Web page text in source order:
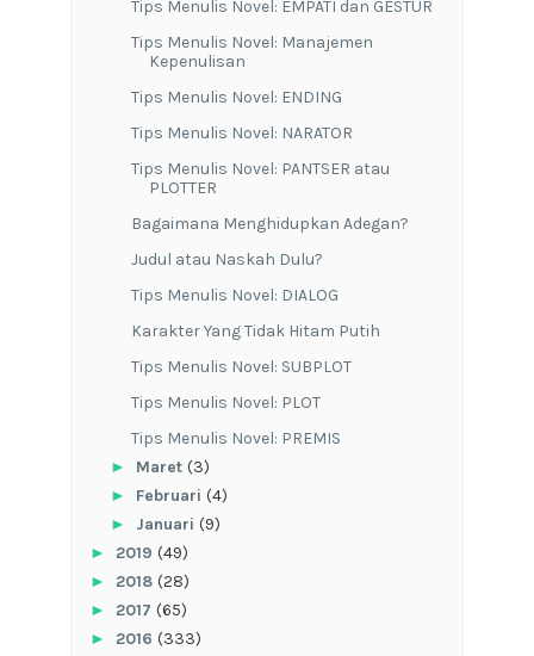
Tips Menulis Novel: EMPATI dan GESTUR
Tips Menulis Novel: Manajemen
Kepenulisan
Tips Menulis Novel: ENDING
Tips Menulis Novel: NARATOR
Tips Menulis Novel: PANTSER atau
PLOTTER
Bagaimana Menghidupkan Adegan?
Judul atau Naskah Dulu?
Tips Menulis Novel: DIALOG
Karakter Yang Tidak Hitam Putih
Tips Menulis Novel: SUBPLOT
Tips Menulis Novel: PLOT
Tips Menulis Novel: PREMIS
► Maret (3)
► Februari (4)
► Januari (9)
► 2019 (49)
► 2018 (28)
► 2017 (65)
► 2016 (333)